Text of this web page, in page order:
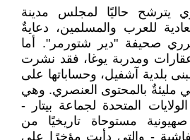
يترشح حاليًا لمجلس مدينة
للعرب والمسلمين، دعايةٌ
صحيفة "دير شتورمر". أما
ومدربة يوغا، فقد نشرت
بلدية آشفيل، وحساباتها على
مليئةٌ بالمحتوى العنصري. وهي
المتحدة لجماعة بيتار -
مستوحاة تاريخيًا من
- والتي دأبت مؤخرًا على